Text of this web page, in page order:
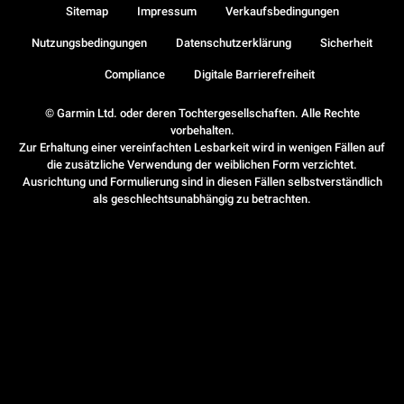
© Garmin Ltd. oder deren Tochtergesellschaften. Alle Rechte
vorbehalten.
Zur Erhaltung einer vereinfachten Lesbarkeit wird in wenigen Fällen auf
die zusätzliche Verwendung der weiblichen Form verzichtet.
Ausrichtung und Formulierung sind in diesen Fällen selbstverständlich
als geschlechtsunabhängig zu betrachten.
Sitemap Impressum Verkaufsbedingungen
Nutzungsbedingungen Datenschutzerklärung Sicherheit
Compliance Digitale Barrierefreiheit